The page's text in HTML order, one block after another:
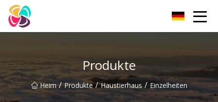
Produkte
Heim / Produkte / Haustierhaus / Einzelheiten